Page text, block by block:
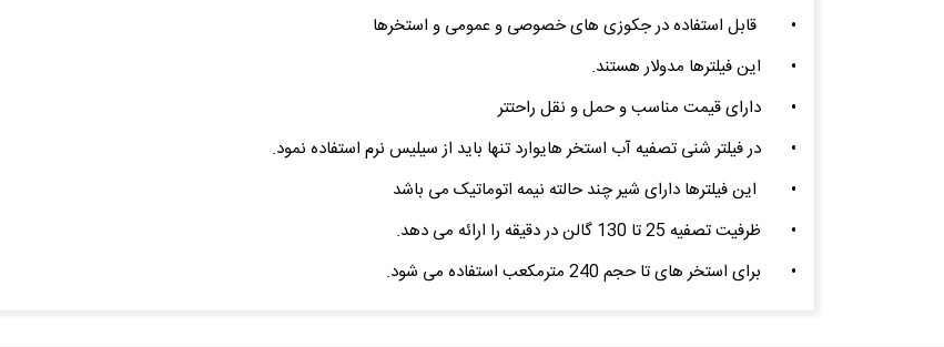
•
قابل استفاده در جکوزی های خصوصی و عمومی و استخرها
•
این فیلترها مدولار هستند.
•
دارای قیمت مناسب و حمل و نقل راحتتر
•
در فیلتر شنی تصفیه آب استخر هایوارد تنها باید از سیلیس نرم استفاده نمود.
•
این فیلترها دارای شیر چند حالته نیمه اتوماتیک می باشد
•
ظرفیت تصفیه 25 تا 130 گالن در دقیقه را ارائه می دهد.
•
برای استخر های تا حجم 240 مترمکعب استفاده می شود.